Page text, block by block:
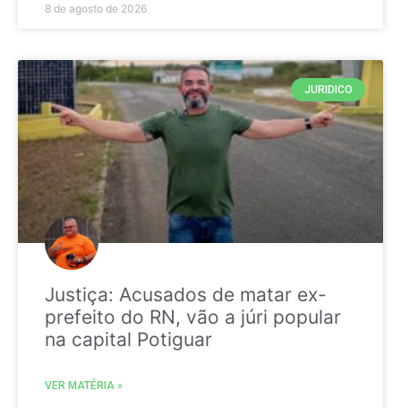
8 de agosto de 2026
JURIDICO
Justiça: Acusados de matar ex-
prefeito do RN, vão a júri popular
na capital Potiguar
VER MATÉRIA »